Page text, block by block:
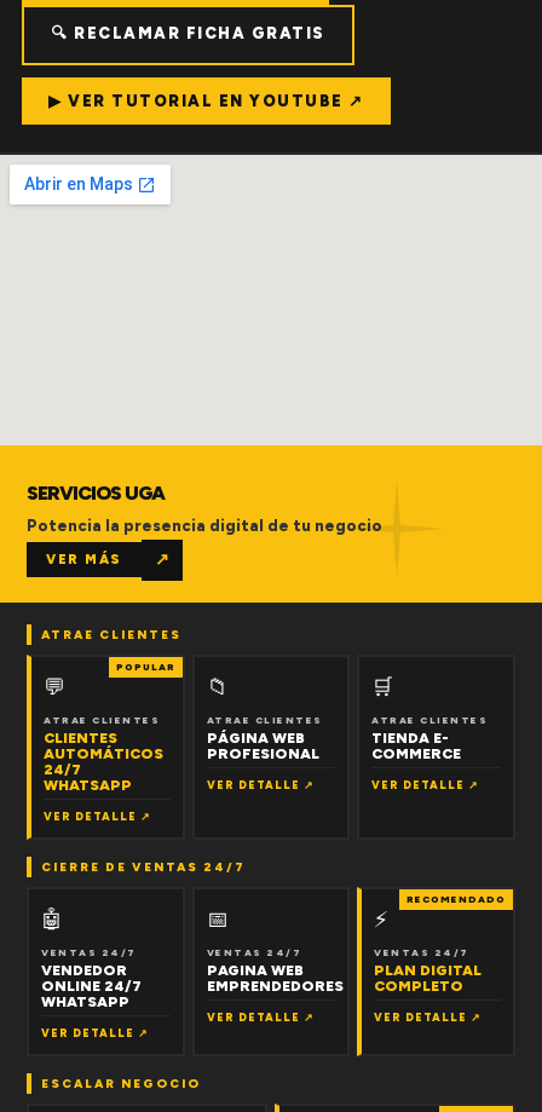
🔍 RECLAMAR FICHA GRATIS
▶ VER TUTORIAL EN YOUTUBE ↗
SERVICIOS UGA
Potencia la presencia digital de tu negocio
VER MÁS ↗
ATRAE CLIENTES
POPULAR
💬
ATRAE CLIENTES
CLIENTES
AUTOMÁTICOS
24/7
WHATSAPP
VER DETALLE ↗
📁
ATRAE CLIENTES
PÁGINA WEB
PROFESIONAL
VER DETALLE ↗
🛒
ATRAE CLIENTES
TIENDA E-
COMMERCE
VER DETALLE ↗
CIERRE DE VENTAS 24/7
🤖
VENTAS 24/7
VENDEDOR
ONLINE 24/7
WHATSAPP
VER DETALLE ↗
📅
VENTAS 24/7
PAGINA WEB
EMPRENDEDORES
VER DETALLE ↗
RECOMENDADO
⚡
VENTAS 24/7
PLAN DIGITAL
COMPLETO
VER DETALLE ↗
ESCALAR NEGOCIO